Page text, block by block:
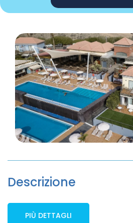
Descrizione
PIÙ DETTAGLI